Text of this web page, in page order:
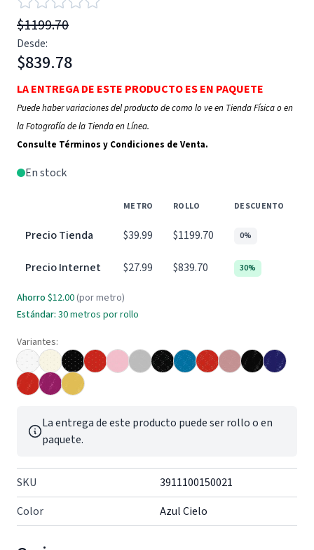
$1199.70
Desde:
$839.78
LA ENTREGA DE ESTE PRODUCTO ES EN PAQUETE
Puede haber variaciones del producto de como lo ve en Tienda Física o en
la Fotografía de la Tienda en Línea.
Consulte Términos y Condiciones de Venta.
En stock
METRO ROLLO DESCUENTO
Precio Tienda $39.99 $1199.70 0%
Precio Internet $27.99 $839.70 30%
Ahorro $12.00 (por metro)
Estándar: 30metros por rollo
Variantes:
La entrega de este producto puede ser rollo o en
paquete.
SKU
3911100150021
Color
Azul Cielo